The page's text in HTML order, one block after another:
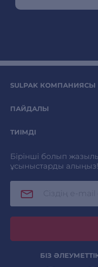
SULPAK КОМПАНИЯСЫ
ПАЙДАЛЫ
ТИІМДІ
Бірінші болып
ұсыныстарды алыңыз!
БІЗ